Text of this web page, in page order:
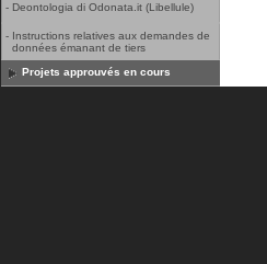
- Deontologia di Odonata.it (Libellule)
- Instructions relatives aux demandes de
données émanant de tiers
Projets approuvés en cours